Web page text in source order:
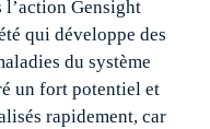
l’action Gensight
qui développe des
du système
un fort potentiel et
rapidement, car